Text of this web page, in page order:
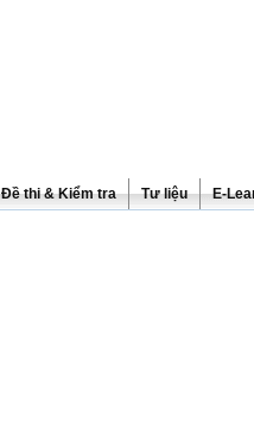
Đề thi & Kiểm tra Tư liệu E-